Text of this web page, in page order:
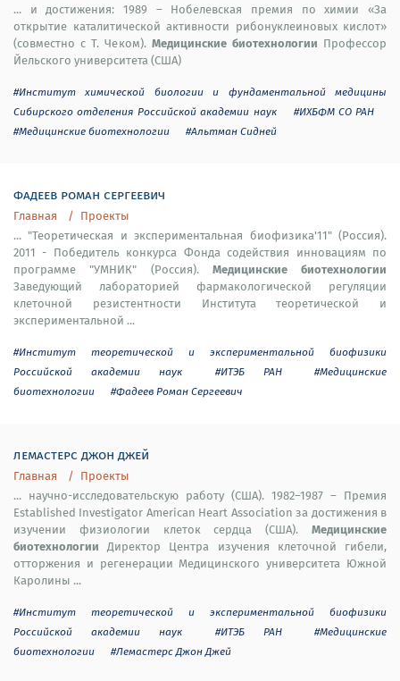
... и достижения: 1989 – Нобелевская премия по химии «За
открытие каталитической активности рибонуклеиновых кислот»
(совместно с Т. Чеком). Медицинские биотехнологии Профессор
Йельского университета (США)
#Институт химической биологии и фундаментальной медицины
Сибирского отделения Российской академии наук
#ИХБФМ СО РАН
#Медицинские биотехнологии
#Альтман Сидней
фадеев роман сергеевич
Главная
Проекты
... "Теоретическая и экспериментальная биофизика'11" (Россия).
2011 - Победитель конкурса Фонда содействия инновациям по
программе "УМНИК" (Россия). Медицинские биотехнологии
Заведующий лабораторией фармакологической регуляции
клеточной резистентности Института теоретической и
экспериментальной ...
#Институт теоретической и экспериментальной биофизики
Российской академии наук
#ИТЭБ РАН
#Медицинские
биотехнологии
#Фадеев Роман Сергеевич
лемастерс джон джей
Главная
Проекты
... научно-исследовательскую работу (США). 1982–1987 – Премия
Established Investigator American Heart Association за достижения в
изучении физиологии клеток сердца (США). Медицинские
биотехнологии Директор Центра изучения клеточной гибели,
отторжения и регенерации Медицинского университета Южной
Каролины ...
#Институт теоретической и экспериментальной биофизики
Российской академии наук
#ИТЭБ РАН
#Медицинские
биотехнологии
#Лемастерс Джон Джей